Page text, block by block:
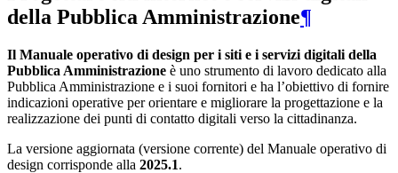
della Pubblica Amministrazione¶
Il Manuale operativo di design per i siti e i servizi digitali della
Pubblica Amministrazione è uno strumento di lavoro dedicato alla
Pubblica Amministrazione e i suoi fornitori e ha l’obiettivo di fornire
indicazioni operative per orientare e migliorare la progettazione e la
realizzazione dei punti di contatto digitali verso la cittadinanza.
La versione aggiornata (versione corrente) del Manuale operativo di
design corrisponde alla 2025.1.